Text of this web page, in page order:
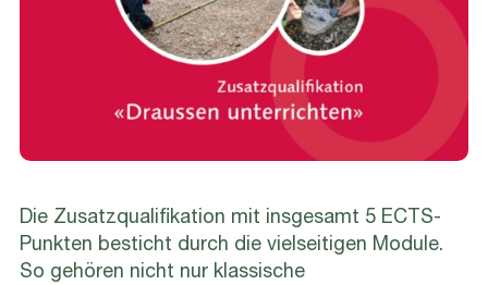
Die Zusatzqualifikation mit insgesamt 5 ECTS-
Punkten besticht durch die vielseitigen Module.
So gehören nicht nur klassische